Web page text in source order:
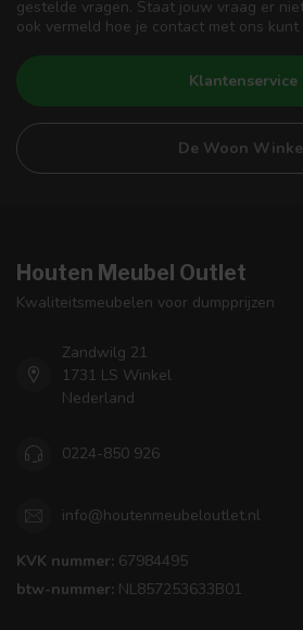
gestelde vragen. Staat jouw vraag er
ook vermeld hoe je contact met ons kunt
Klantenservice
De Woon
Houten Meubel Outlet
Kwaliteitsmeubelen voor dumpprijzen
Zandwilg 21
1731 LS Winkel
Nederland
0224-850 926
info@houtenmeubeloutlet.nl
KVK nummer: 67984495
btw-nummer: NL857253633B01